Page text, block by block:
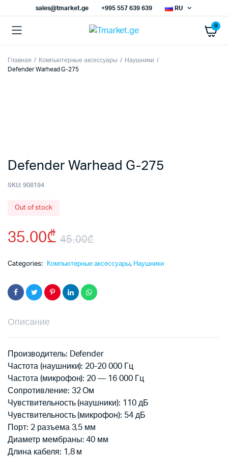
sales@tmarket.ge +995 557 639 639 RU
0
Главная Компьютерные аксессуары
Наушники
Defender Warhead G-275
Defender Warhead G-275
SKU: 908194
Out of stock
45.00₾
Первоначальная
цена
составляла
35.00₾
Текущая
цена:
35.00₾.
Categories: Компьютерные аксессуары, Наушники
Описание
Производитель: Defender
Частота (наушники): 20-20 000 Гц
Частота (микрофон): 20 — 16 000 Гц
Сопротивление: 32 Ом
Чувствительность (наушники): 110 дБ
Чувствительность (микрофон): 54 дБ
Порт: 2 разъема 3,5 мм
Диаметр мембраны: 40 мм
Длина кабеля: 1,8 м